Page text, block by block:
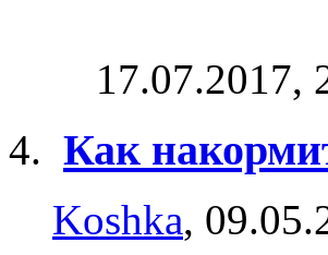
17.07.2017,
Как
Koshka,